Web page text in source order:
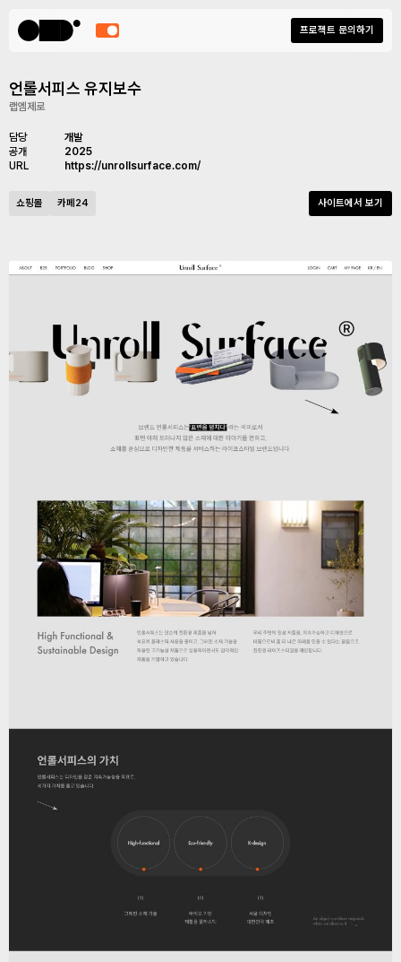
프로젝트 문의하기
언롤서피스 유지보수
랩엠제로
담당
개발
공개
2025
URL
https://unrollsurface.com/
쇼핑몰 카페24 사이트에서 보기